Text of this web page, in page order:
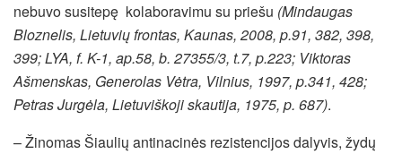
nebuvo susitepę kolaboravimu su priešu (Mindaugas
Bloznelis, Lietuvių frontas, Kaunas, 2008, p.91, 382, 398,
399; LYA, f. K-1, ap.58, b. 27355/3, t.7, p.223; Viktoras
Ašmenskas, Generolas Vėtra, Vilnius, 1997, p.341, 428;
Petras Jurgėla, Lietuviškoji skautija, 1975, p. 687).
– Žinomas Šiaulių antinacinės rezistencijos dalyvis, žydų